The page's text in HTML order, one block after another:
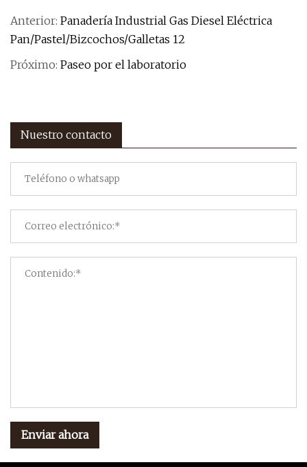
Anterior: Panadería Industrial Gas Diesel Eléctrica
Pan/Pastel/Bizcochos/Galletas 12
Próximo: Paseo por el laboratorio
Nuestro contacto
Enviar ahora